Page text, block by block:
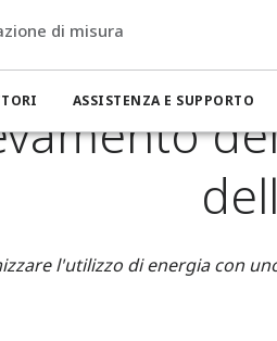
di misura
ASSISTENZA E SUPPORTO
l'utilizzo di energia con